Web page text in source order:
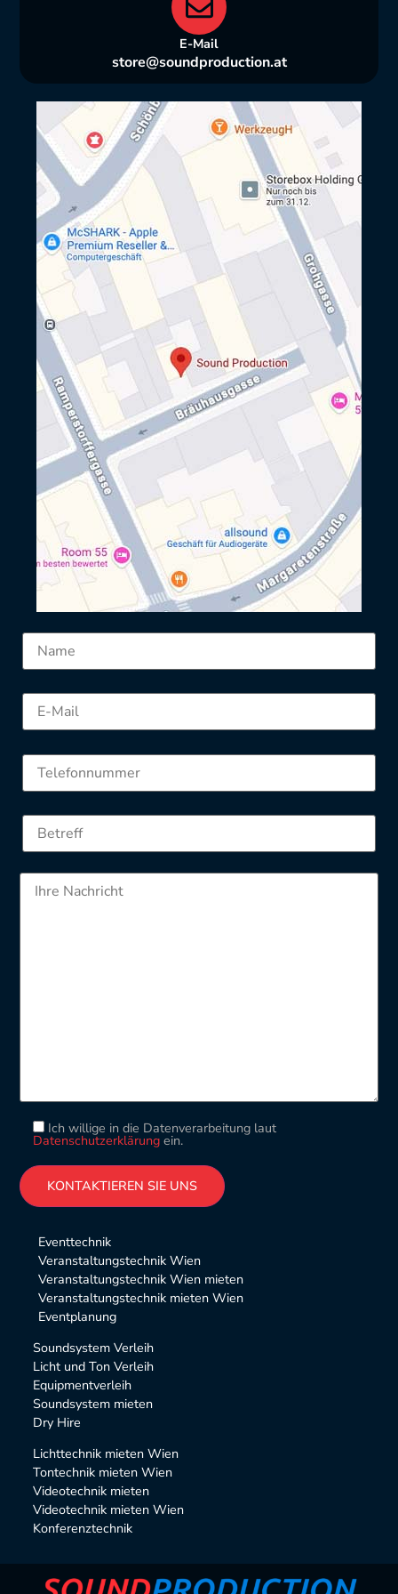
E-Mail
store@soundproduction.at
Ich willige in die Datenverarbeitung laut
Datenschutzerklärungein.
Please leave this field empty.
Eventtechnik
Veranstaltungstechnik Wien
Veranstaltungstechnik Wien mieten
Veranstaltungstechnik mieten Wien
Eventplanung
Soundsystem Verleih
Licht und Ton Verleih
Equipmentverleih
Soundsystem mieten
Dry Hire
Lichttechnik mieten Wien
Tontechnik mieten Wien
Videotechnik mieten
Videotechnik mieten Wien
Konferenztechnik